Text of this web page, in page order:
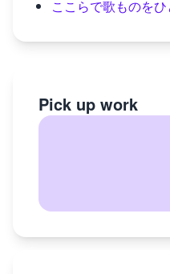
ここらで歌ものを
Pick up work